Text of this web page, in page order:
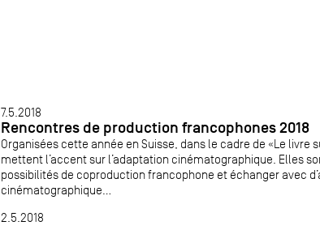
7.5.2018
Rencontres de production francophones 2018
Organisées cette année en Suisse, dans le cadre de «Le livre
mettent l’accent sur l’adaptation cinématographique. Elles
possibilités de coproduction francophone et échanger avec
cinématographique...
2.5.2018